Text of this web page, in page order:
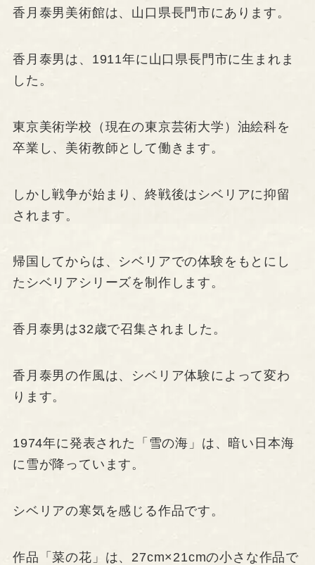
香月泰男美術館は、山口県長門市にあります。
香月泰男は、1911年に山口県長門市に生まれま
した。
東京美術学校（現在の東京芸術大学）油絵科を
卒業し、美術教師として働きます。
しかし戦争が始まり、終戦後はシベリアに抑留
されます。
帰国してからは、シベリアでの体験をもとにし
たシベリアシリーズを制作します。
香月泰男は32歳で召集されました。
香月泰男の作風は、シベリア体験によって変わ
ります。
1974年に発表された「雪の海」は、暗い日本海
に雪が降っています。
シベリアの寒気を感じる作品です。
作品「菜の花」は、27cm×21cmの小さな作品で